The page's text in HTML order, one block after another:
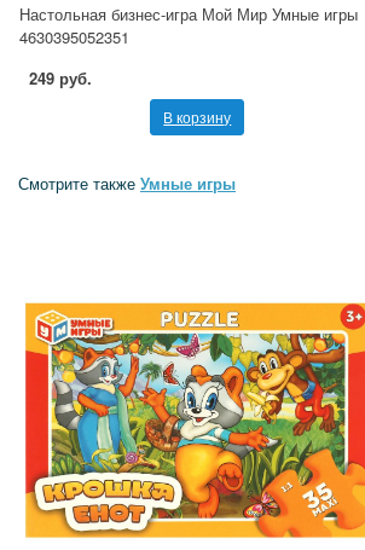
Настольная бизнес-игра Мой Мир Умные игры
4630395052351
249 руб.
В корзину
Смотрите также Умные игры